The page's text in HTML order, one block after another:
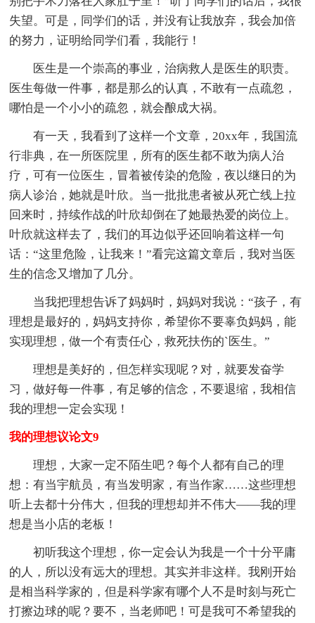
失望。可是，同学们的话，并没有让我放弃，我会加倍
的努力，证明给同学们看，我能行！
医生是一个崇高的事业，治病救人是医生的职责。
医生每做一件事，都是那么的认真，不敢有一点疏忽，
哪怕是一个小小的疏忽，就会酿成大祸。
有一天，我看到了这样一个文章，20xx年，我国流
行非典，在一所医院里，所有的医生都不敢为病人治
疗，可有一位医生，冒着被传染的危险，夜以继日的为
病人诊治，她就是叶欣。当一批批患者被从死亡线上拉
回来时，持续作战的叶欣却倒在了她最热爱的岗位上。
叶欣就这样去了，我们的耳边似乎还回响着这样一句
话：“这里危险，让我来！”看完这篇文章后，我对当医
生的信念又增加了几分。
当我把理想告诉了妈妈时，妈妈对我说：“孩子，有
理想是最好的，妈妈支持你，希望你不要辜负妈妈，能
实现理想，做一个有责任心，救死扶伤的`医生。”
理想是美好的，但怎样实现呢？对，就要发奋学
习，做好每一件事，有足够的信念，不要退缩，我相信
我的理想一定会实现！
我的理想议论文9
理想，大家一定不陌生吧？每个人都有自己的理
想：有当宇航员，有当发明家，有当作家……这些理想
听上去都十分伟大，但我的理想却并不伟大——我的理
想是当小店的老板！
初听我这个理想，你一定会认为我是一个十分平庸
的人，所以没有远大的理想。其实并非这样。我刚开始
是相当科学家的，但是科学家有哪个人不是时刻与死亡
打擦边球的呢？要不，当老师吧！可是我可不希望我的